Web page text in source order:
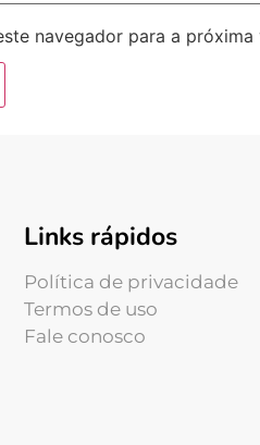
navegador para a
Links rápidos
Política de privacidade
Termos de uso
Fale conosco